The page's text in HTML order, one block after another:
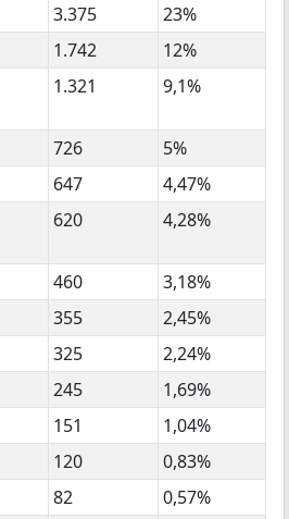
3.375
23%
1.742
12%
1.321 9,1%
726
5%
647
4,47%
620 4,28%
460
3,18%
355
2,45%
325
2,24%
245
1,69%
151
1,04%
120
0,83%
82
0,57%